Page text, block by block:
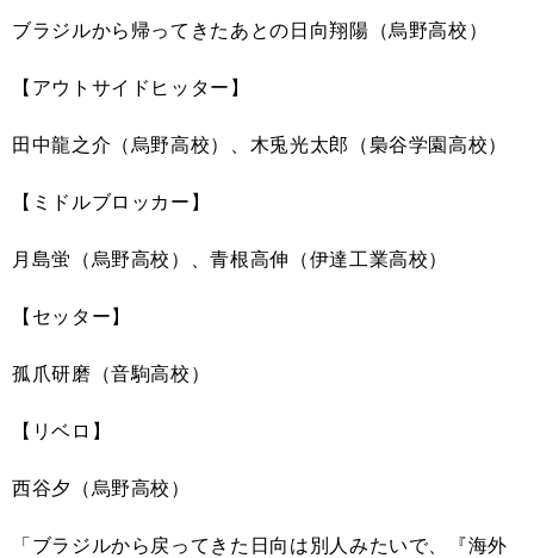
ブラジルから帰ってきたあとの日向翔陽（烏野高校）
【アウトサイドヒッター】
田中龍之介（烏野高校）、木兎光太郎（梟谷学園高校）
【ミドルブロッカー】
月島蛍（烏野高校）、青根高伸（伊達工業高校）
【セッター】
孤爪研磨（音駒高校）
【リベロ】
西谷夕（烏野高校）
「ブラジルから戻ってきた日向は別人みたいで、『海外